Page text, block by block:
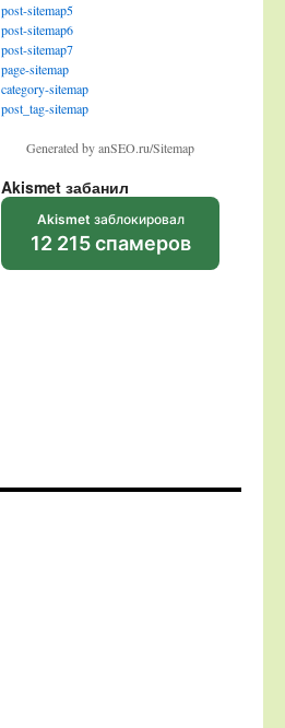
post-sitemap5
post-sitemap6
post-sitemap7
page-sitemap
category-sitemap
post_tag-sitemap
Generated by anSEO.ru/Sitemap
Akismet забанил
Akismet заблокировал
12 215 спамеров